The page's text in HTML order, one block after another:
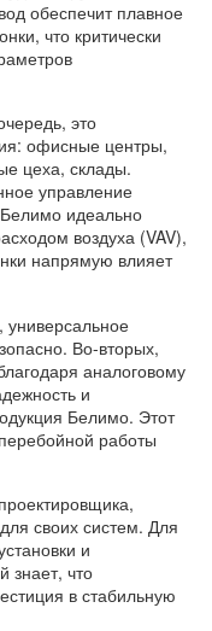
обеспечит плавное
что критически
это
офисные центры,
цеха, склады.
управление
идеально
воздуха (VAV),
напрямую влияет
Во-вторых,
аналоговому
и
Белимо. Этот
работы
своих систем. Для
и
знает, что
в стабильную